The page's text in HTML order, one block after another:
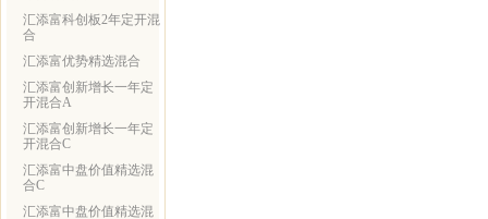
汇添富科创板2年定开混
合
汇添富优势精选混合
汇添富创新增长一年定
开混合A
汇添富创新增长一年定
开混合C
汇添富中盘价值精选混
合C
汇添富中盘价值精选混